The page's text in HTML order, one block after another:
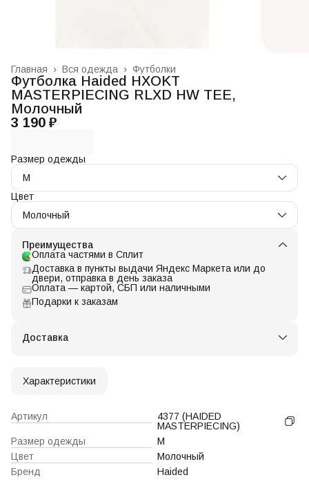
Футболки
Вся одежда ›
Главная ›
Футболка Haided HXOKT
MASTERPIECING RLXD HW TEE,
Молочный
3 190 ₽
Размер одежды
M
Цвет
Молочный
Преимущества
Оплата частями в Сплит
Доставка в пункты выдачи Яндекс Маркета или до
двери, отправка в день заказа
Оплата — картой, СБП или наличными
Подарки к заказам
Доставка
Характеристики
Артикул
4377 (HAIDED
MASTERPIECING)
Размер одежды
M
Цвет
Молочный
Бренд
Haided